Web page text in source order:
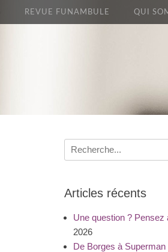
REVUE FUNAMBULE QUI
Recherche
pour
Articles récents
Une question ? Pensez
2026
De Borges à Superman